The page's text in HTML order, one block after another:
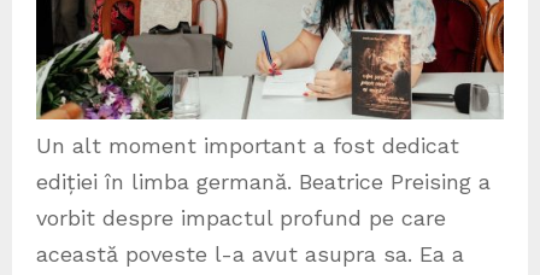
Un alt moment important a fost dedicat
ediției în limba germană. Beatrice Preising a
vorbit despre impactul profund pe care
această poveste l-a avut asupra sa. Ea a